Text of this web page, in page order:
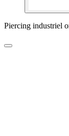
Piercing industriel